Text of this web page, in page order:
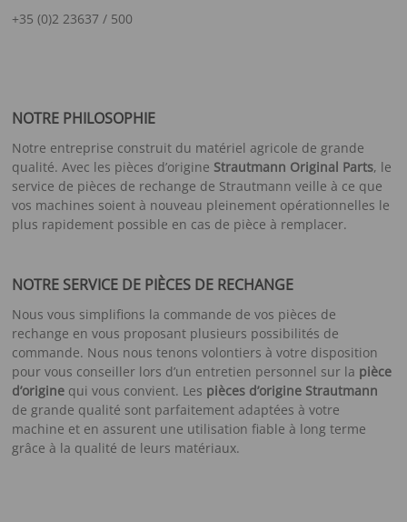
+35 (0)2 23637 / 500
NOTRE PHILOSOPHIE
Notre entreprise construit du matériel agricole de grande
qualité. Avec les pièces d’origine Strautmann Original Parts, le
service de pièces de rechange de Strautmann veille à ce que
vos machines soient à nouveau pleinement opérationnelles le
plus rapidement possible en cas de pièce à remplacer.
NOTRE SERVICE DE PIÈCES DE RECHANGE
Nous vous simplifions la commande de vos pièces de
rechange en vous proposant plusieurs possibilités de
commande. Nous nous tenons volontiers à votre disposition
pour vous conseiller lors d’un entretien personnel sur la pièce
d’origine qui vous convient. Les pièces d’origine Strautmann
de grande qualité sont parfaitement adaptées à votre
machine et en assurent une utilisation fiable à long terme
grâce à la qualité de leurs matériaux.